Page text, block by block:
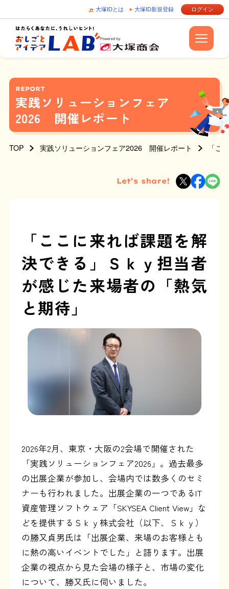
大塚IDとは 大塚ID新規登録 ログイン
REPORT
実践ソリューションフェア
2026 開催レポート
TOP 実践ソリューションフェア2026 開催レポート 「こ
Let’s share!
「ここに来れば課題を解
決できる」Ｓｋｙ担当者
が感じた来場者の「熱気
と期待」
2026年2月、東京・大阪の2会場で開催された
「実践ソリューションフェア2026」。過去最多
の出展企業が参加し、会場内では数多くのセミ
ナーも行われました。出展企業の一つであるIT
資産管理ソフトウェア「SKYSEA Client View」な
どを提供するＳｋｙ株式会社（以下、Ｓｋｙ）
の勝又貞男氏は「出展企業、来場のお客様とも
に熱の高いイベントでした」と語ります。出展
企業の視点から見た会場の様子と、市場の変化
について、勝又氏に伺いました。